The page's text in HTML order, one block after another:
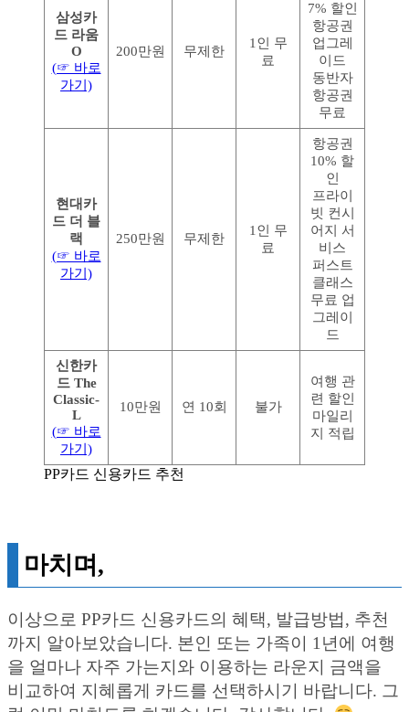
삼성카
드 라움
O
(☞ 바로
가기)
200만원 무제한
1인 무
료
7% 할인
항공권
업그레
이드
동반자
항공권
무료
현대카
드 더 블
랙
(☞ 바로
가기)
250만원 무제한
1인 무
료
항공권
10% 할
인
프라이
빗 컨시
어지 서
비스
퍼스트
클래스
무료 업
그레이
드
신한카
드 The
Classic-
L
(☞ 바로
가기)
10만원 연 10회 불가
여행 관
련 할인
마일리
지 적립
PP카드 신용카드 추천
마치며,
이상으로 PP카드 신용카드의 혜택, 발급방법, 추천
까지 알아보았습니다. 본인 또는 가족이 1년에 여행
을 얼마나 자주 가는지와 이용하는 라운지 금액을
비교하여 지혜롭게 카드를 선택하시기 바랍니다. 그